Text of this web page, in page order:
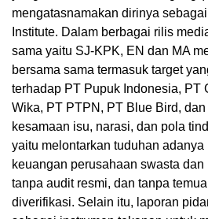
mengatasnamakan dirinya
Institute. Dalam berbagai rilis
sama yaitu SJ-KPK, EN dan MA
bersama sama termasuk target
terhadap PT Pupuk Indonesia, PT
Wika, PT PTPN, PT Blue Bird,
kesamaan isu, narasi, dan pola
yaitu melontarkan tuduhan adanya
keuangan perusahaan swasta
tanpa audit resmi, dan tanpa
diverifikasi. Selain itu, laporan